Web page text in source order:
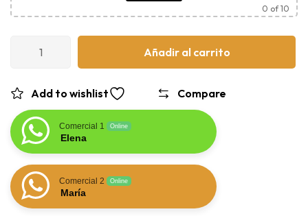
0 of 10
Añadir al carrito
Add to wishlist Compare
Comercial 1 Online
Elena
Comercial 2 Online
María